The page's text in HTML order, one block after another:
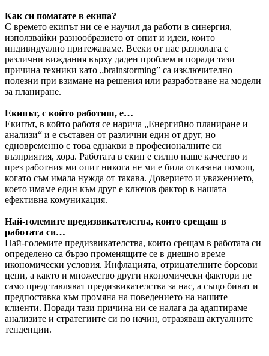
Как си помагате в екипа?
С времето екипът ни се е научил да работи в синергия,
използвайки разнообразието от опит и идеи, които
индивидуално притежаваме. Всеки от нас разполага с
различни виждания върху даден проблем и поради тази
причина техники като „brainstorming” са изключително
полезни при взимане на решения или разработване на модели
за планиране.
Екипът, с който работиш, е…
Екипът, в който работя се нарича „Енергийно планиране и
анализи“ и е съставен от различни един от друг, но
едновременно с това еднакви в професионалните си
възприятия, хора. Работата в екип е силно наше качество и
през работния ми опит никога не ми е била отказана помощ,
когато съм имала нужда от такава. Доверието и уважението,
което имаме един към друг е ключов фактор в нашата
ефективна комуникация.
Най-големите предизвикателства, които срещаш в
работата си…
Най-големите предизвикателства, които срещам в работата си
определено са бързо променящите се в днешно време
икономически условия. Инфлацията, отрицателните борсови
цени, а както и множество други икономически фактори не
само представляват предизвикателства за нас, а също биват и
предпоставка към промяна на поведението на нашите
клиенти. Поради тази причина ни се налага да адаптираме
анализите и стратегиите си по начин, отразяващ актуалните
тенденции.